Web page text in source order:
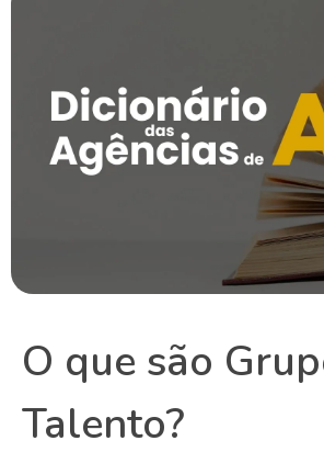
O que são
Talento?